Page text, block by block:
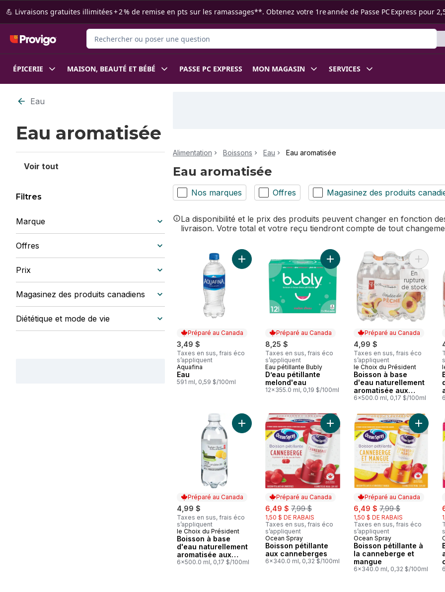
Passer au contenu principal
Passer au pied de page
💪 Livraisons gratuites illimitées + 2 % de remise en pts sur les ramassages**. Obtenez votre 1re année de Passe PC Express pour
Rechercher des produits
ÉPICERIE MAISON, BEAUTÉ ET BÉBÉ PASSE PC EXPRESS MON MAGASIN SERVICES
Passer au filtrage du contenu
Eau
Eau aromatisée
Voir tout
Filtres
Marque
Offres
Prix
Magasinez des produits canadiens
Diététique et mode de vie
Alimentation Boissons Eau Eau aromatisée
Eau aromatisée
Nos marques Offres Magasinez des produits
La disponibilité et le prix des produits peuvent changer en fonction
livraison. Votre total et votre reçu tiendront compte de tout
Préparé au Canada
3,49 $
Taxes en sus, frais éco
s’appliquent
Préparé au Canada
Aquafina
Eau
591 ml, 0,59 $/100ml
Ajouter Eau au panier
Préparé au Canada
8,25 $
Taxes en sus, frais éco
s’appliquent
Préparé au Canada
Eau pétillante Bubly
D’eau pétillante
melond'eau
12x355.0 ml, 0,19 $/100ml
Ajouter D’eau pétillante
Préparé au Canada
4,99 $
Taxes en sus, frais éco
s’appliquent
Préparé au Canada
le Choix du Président
Boisson à base
d'eau naturellement
aromatisée aux
fruits, ondée de
6x500.0 ml, 0,17 $/100ml
Ajouter
En
rupture
de stock
Préparé au Canada
4,99 $
Taxes en sus, frais éco
s’appliquent
Préparé au Canada
le Choix du Président
Boisson à base
d'eau naturellement
aromatisée aux
fruits, ondée de
6x500.0 ml, 0,17 $/100ml
Préparé au Canada
sale:
6,49 $ , formerly:
7,99 $
1,50 $ DE RABAIS
Taxes en sus, frais éco
s’appliquent
Préparé au Canada
Ocean Spray
Boisson pétillante
aux canneberges
6x340.0 ml, 0,32 $/100ml
Ajouter Boisson pétillante aux
Préparé au Canada
sale:
6,49 $ , formerly:
7,99 $
1,50 $ DE RABAIS
Taxes en sus, frais éco
s’appliquent
Préparé au Canada
Ocean Spray
Boisson pétillante à
la canneberge et
mangue
6x340.0 ml, 0,32 $/100ml
Ajouter